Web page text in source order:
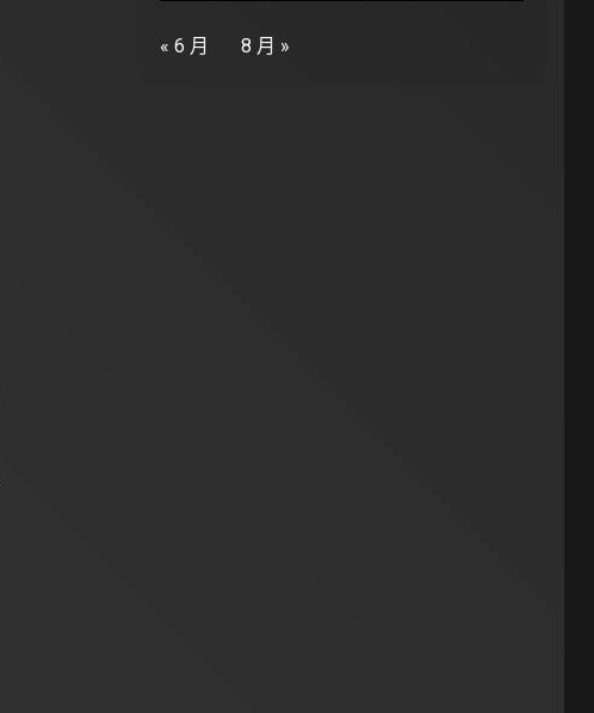
« 6 月 8 月 »